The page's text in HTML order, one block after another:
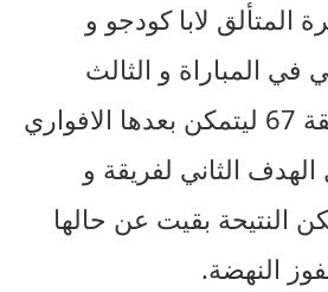
المتألق لابا كودجو و
المباراة و الثالث
للنهضة عند الدقيقة 67 ليتمكن بعدها الافواري
الثاني لفريقة و
النتيحة بقيت عن حالها
النهضة.